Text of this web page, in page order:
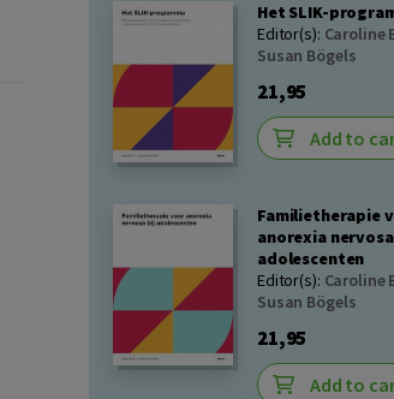
Het SLIK-
Editor(s): Caroline
Susan Bögels
21,95
Add to
Familietherapie
anorexia
adolescenten
Editor(s): Caroline
Susan Bögels
21,95
Add to